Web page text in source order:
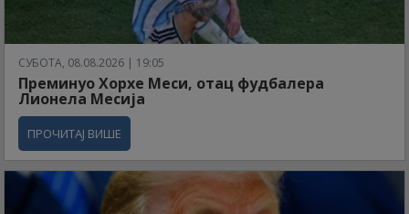
СУБОТА, 08.08.2026 | 19:05
Преминуо Хорхе Меси, отац фудбалера
Лионела Месија
ПРОЧИТАЈ ВИШЕ